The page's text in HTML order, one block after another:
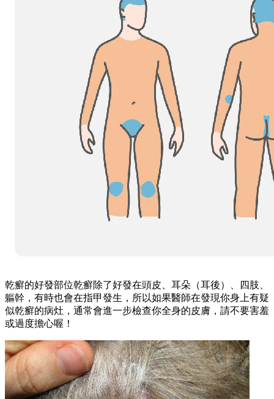
乾癬的好發部位乾癬除了好發在頭皮、耳朵（耳後）、四肢、
軀幹，有時也會在指甲發生，所以如果醫師在發現你身上有疑
似乾癬的病灶，通常會進一步檢查你全身的皮膚，請不要害羞
或過度擔心喔！